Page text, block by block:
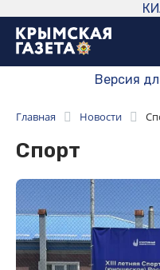
Версия
Главная Новости
Спорт